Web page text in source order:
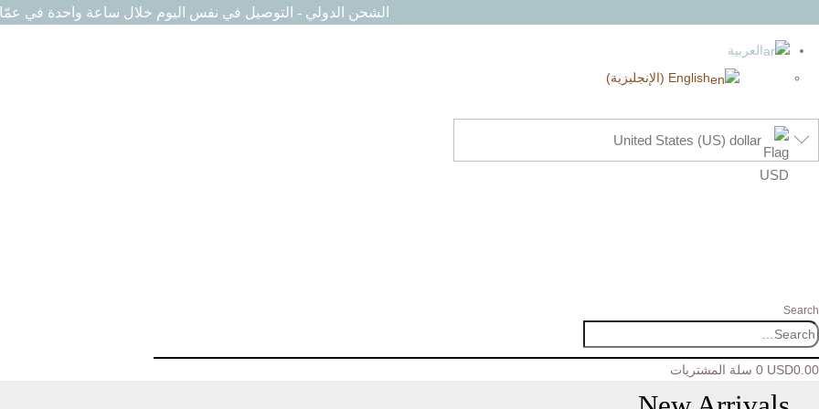
الشحن الدولي - التوصيل في نفس اليوم خلال ساعة واحدة في
العربية
English
(الإنجليزية)
United States (US) dollar
Search
USD0.00
0 سلة المشتريات